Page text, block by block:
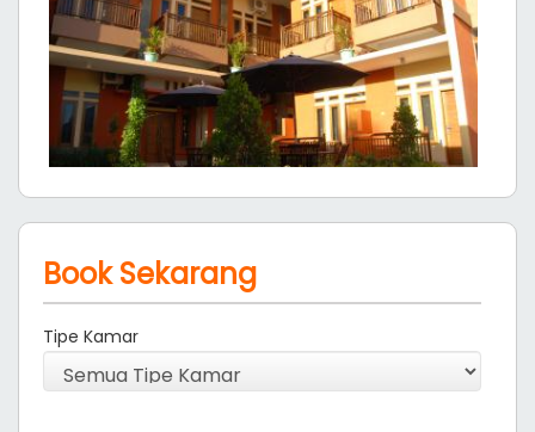
Book Sekarang
Tipe Kamar